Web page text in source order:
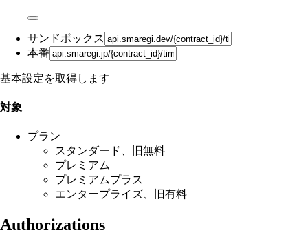
サンドボックス
本番
基本設定を取得します
対象
プラン
スタンダード、旧無料
プレミアム
プレミアムプラス
エンタープライズ、旧有料
Authorizations